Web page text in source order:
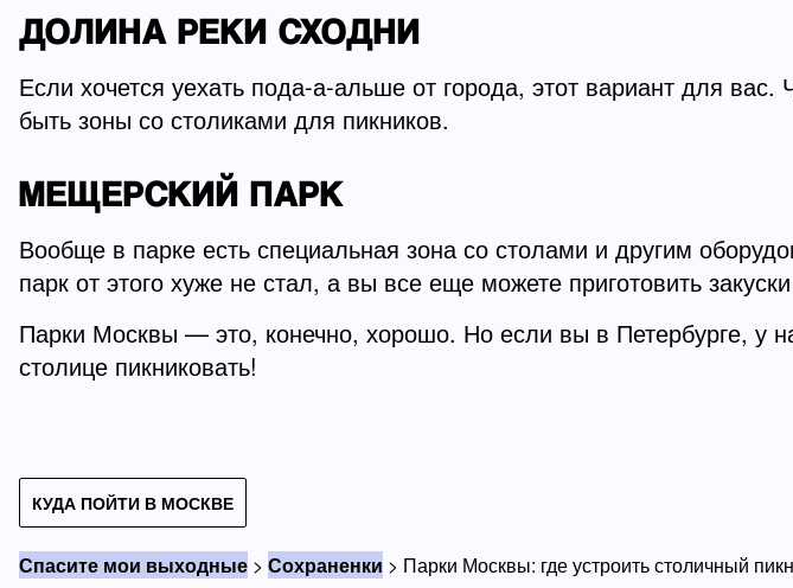
ДОЛИНА РЕКИ СХОДНИ
Если хочется уехать пода-а-альше от города, этот вариант для
быть зоны со столиками для пикников.
МЕЩЕРСКИЙ ПАРК
Вообще в парке есть специальная зона со столами и другим
парк от этого хуже не стал, а вы все еще можете приготовить
Парки Москвы — это, конечно, хорошо. Но если вы в Петербурге, у
столице пикниковать!
КУДА ПОЙТИ В МОСКВЕ
Спасите мои выходные > Сохраненки > Парки Москвы: где устроить столичный